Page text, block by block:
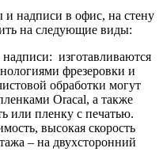
надписи в офис, на стену
на следующие виды:
изготавливаются
фрезеровки и
обработки могут
Oracal, а также
или пленку с печатью.
высокая скорость
– на двухсторонний